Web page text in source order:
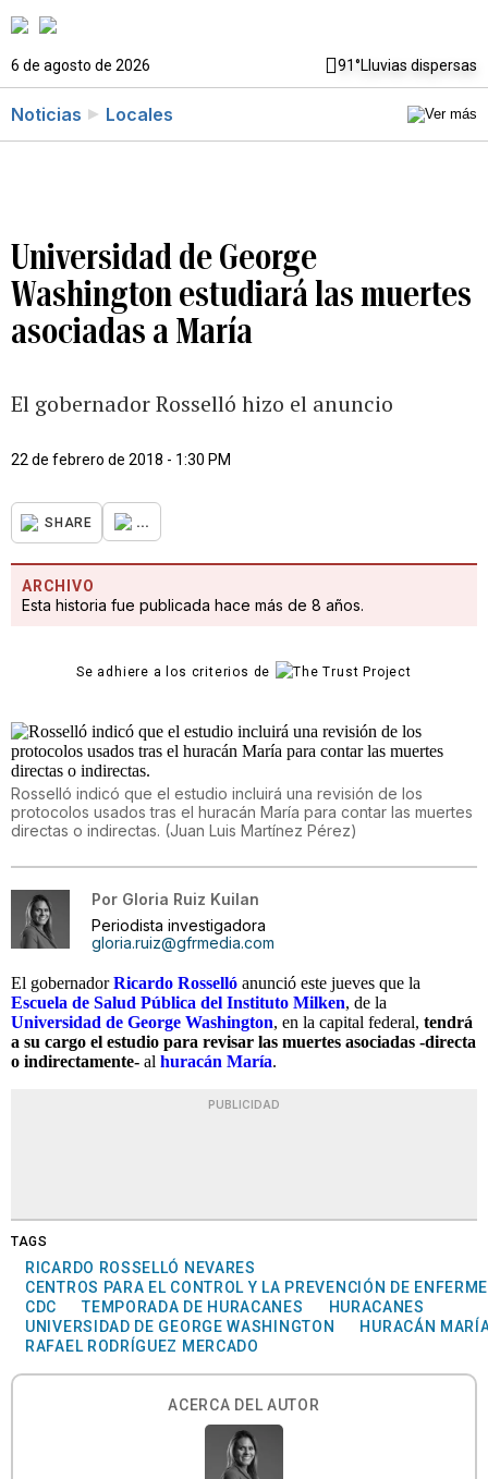
6 de agosto de 2026 91°Lluvias dispersas
Noticias Locales
Universidad de George
Washington estudiará las muertes
asociadas a María
El gobernador Rosselló hizo el anuncio
22 de febrero de 2018 - 1:30 PM
SHARE ...
ARCHIVO
Esta historia fue publicada hace más de 8 años.
Se adhiere a los criterios de
Rosselló indicó que el estudio incluirá una revisión de los
protocolos usados tras el huracán María para contar las muertes
directas o indirectas. (Juan Luis Martínez Pérez)
Por Gloria Ruiz Kuilan
Periodista investigadora
gloria.ruiz@gfrmedia.com
El gobernadorRicardo Rosselló anunció este jueves que la
Escuela de Salud Pública del Instituto Milken, de la
Universidad de George Washington, en la capital federal, tendrá
a su cargo el estudio para revisar las muertes asociadas -directa
o indirectamente- al huracán María.
PUBLICIDAD
TAGS
RICARDO ROSSELLÓ NEVARES
CENTROS PARA EL CONTROL Y LA PREVENCIÓN DE
CDC
TEMPORADA DE HURACANES
HURACANES
UNIVERSIDAD DE GEORGE WASHINGTON
HURACÁN
RAFAEL RODRÍGUEZ MERCADO
ACERCA DEL AUTOR